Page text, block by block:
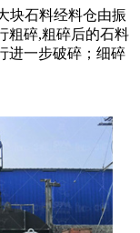
块石料经料仓由振
粗碎,粗碎后的石料
进一步破碎；细碎